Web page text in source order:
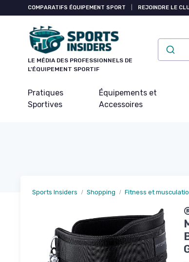
COMPARATIFS ÉQUIPEMENT SPORT REJOINDRE LE
LE MÉDIA DES PROFESSIONNELS DE
L'ÉQUIPEMENT SPORTIF
Pratiques
Sportives
Équipements et
Accessoires
Sports Insiders Shopping Fitness et
Panneau de gestion des cookies